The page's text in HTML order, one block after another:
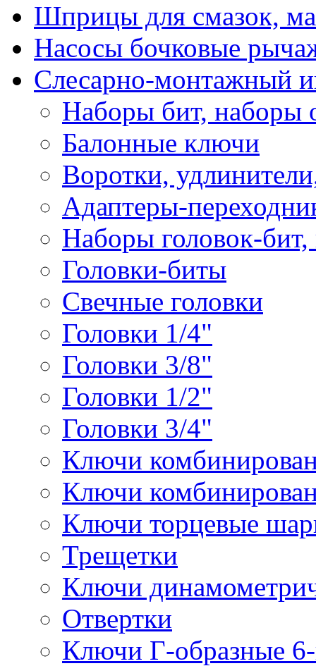
Шприцы для смазок,
Насосы бочковые
Слесарно-монтажный
Наборы бит, наборы
Балонные ключи
Воротки,
Адаптеры-
Наборы головок-бит,
Головки-биты
Свечные головки
Головки 1/4"
Головки 3/8"
Головки 1/2"
Головки 3/4"
Ключи
Ключи
Ключи торцевые
Трещетки
Ключи
Отвертки
Ключи Г-образные